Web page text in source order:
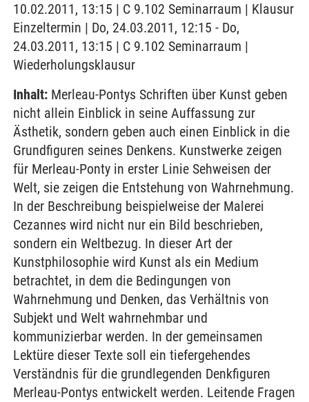
10.02.2011, 13:15 | C 9.102 Seminarraum | Klausur
Einzeltermin | Do, 24.03.2011, 12:15 - Do,
24.03.2011, 13:15 | C 9.102 Seminarraum |
Wiederholungsklausur
Inhalt: Merleau-Pontys Schriften über Kunst geben
nicht allein Einblick in seine Auffassung zur
Ästhetik, sondern geben auch einen Einblick in die
Grundfiguren seines Denkens. Kunstwerke zeigen
für Merleau-Ponty in erster Linie Sehweisen der
Welt, sie zeigen die Entstehung von Wahrnehmung.
In der Beschreibung beispielweise der Malerei
Cezannes wird nicht nur ein Bild beschrieben,
sondern ein Weltbezug. In dieser Art der
Kunstphilosophie wird Kunst als ein Medium
betrachtet, in dem die Bedingungen von
Wahrnehmung und Denken, das Verhältnis von
Subjekt und Welt wahrnehmbar und
kommunizierbar werden. In der gemeinsamen
Lektüre dieser Texte soll ein tiefergehendes
Verständnis für die grundlegenden Denkfiguren
Merleau-Pontys entwickelt werden. Leitende Fragen